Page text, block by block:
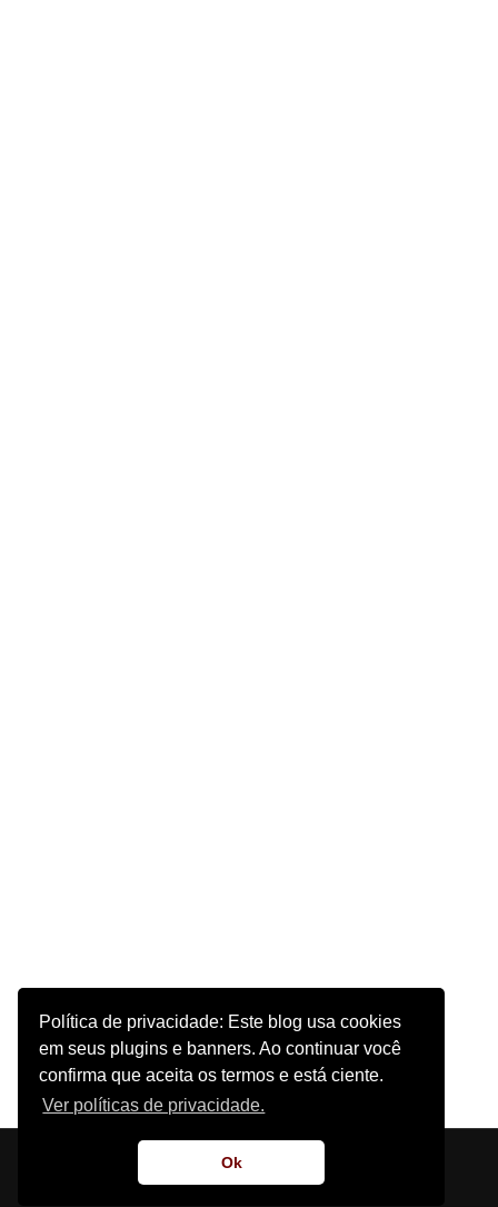
Política de privacidade: Este blog usa cookies
em seus plugins e banners. Ao continuar você
confirma que aceita os termos e está ciente.
Ver políticas de privacidade.
Ok
Sobre o Site